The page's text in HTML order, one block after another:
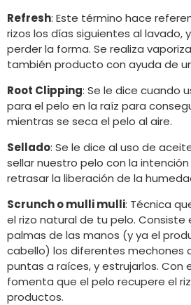
Refresh: Este término hace
rizos los días siguientes al lavado,
perder la forma. Se realiza
también producto con ayuda de
Root Clipping: Se le dice cuando
para el pelo en la raíz para
mientras se seca el pelo al aire.
Sellado: Se le dice al uso de
sellar nuestro pelo con la
retrasar la liberación de la
Scrunch o mulli mulli: Técnica
el rizo natural de tu pelo. Consiste
palmas de las manos (y ya el
cabello) los diferentes mechones
puntas a raíces, y estrujarlos. Con
fomenta que el pelo recupere el
productos.